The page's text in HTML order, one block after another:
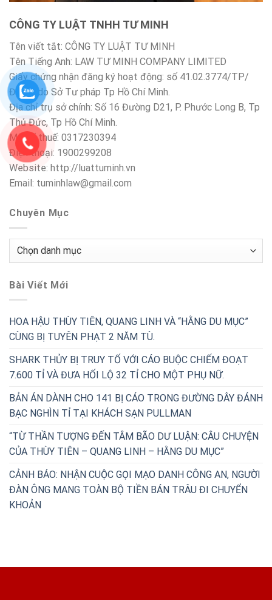
CÔNG TY LUẬT TNHH TƯ MINH
Tên viết tắt: CÔNG TY LUẬT TƯ MINH
Tên Tiếng Anh: LAW TƯ MINH COMPANY LIMITED
Giấy chứng nhận đăng ký hoạt động: số 41.02.3774/TP/
ĐKHĐ do Sở Tư pháp Tp Hồ Chí Minh.
Địa chỉ trụ sở chính: Số 16 Đường D21, P. Phước Long B, Tp
Thủ Đức, Tp Hồ Chí Minh.
Mã số thuế: 0317230394
Điện thoại: 1900299208
Website: http://luattuminh.vn
Email: tuminhlaw@gmail.com
Chuyên Mục
Chuyên
Bài Viết Mới
HOA HẬU THÙY TIÊN, QUANG LINH VÀ “HẰNG DU MỤC”
CÙNG BỊ TUYÊN PHẠT 2 NĂM TÙ.
SHARK THỦY BỊ TRUY TỐ VỚI CÁO BUỘC CHIẾM ĐOẠT
7.600 TỈ VÀ ĐƯA HỐI LỘ 32 TỈ CHO MỘT PHỤ NỮ.
BẢN ÁN DÀNH CHO 141 BỊ CÁO TRONG ĐƯỜNG DÂY ĐÁNH
BẠC NGHÌN TỈ TẠI KHÁCH SẠN PULLMAN
“TỪ THẦN TƯỢNG ĐẾN TÂM BÃO DƯ LUẬN: CÂU CHUYỆN
CỦA THÙY TIÊN – QUANG LINH – HẰNG DU MỤC”
CẢNH BÁO: NHẬN CUỘC GỌI MẠO DANH CÔNG AN, NGƯỜI
ĐÀN ÔNG MANG TOÀN BỘ TIỀN BÁN TRÂU ĐI CHUYỂN
KHOẢN